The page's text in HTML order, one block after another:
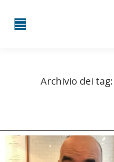
Archivio dei tag: